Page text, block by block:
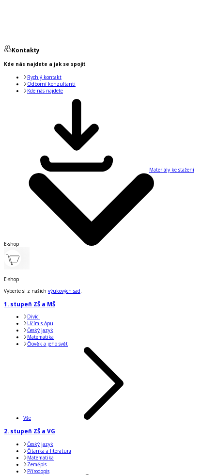
Kontakty
Kde nás najdete a jak se spojit
Rychlý kontakt
Odborní konzultanti
Kde nás najdete
Materiály ke stažení
E-shop
E-shop
Vyberte si z našich výukových sad.
1. stupeň ZŠ a MŠ
Divíci
Učím s Apu
Český jazyk
Matematika
Člověk a jeho svět
Vše
2. stupeň ZŠ a VG
Český jazyk
Čítanka a literatura
Matematika
Zeměpis
Přírodopis